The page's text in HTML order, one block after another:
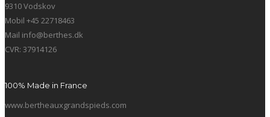
9310 Vodskov
Mobil +45 22718463
Mail info@berthes.dk
CVR: 37914126
100% Made in France
www.bertheauxgrandspieds.com